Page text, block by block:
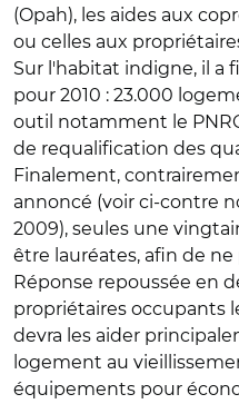
(Opah), les aides aux
ou celles aux
Sur l'habitat indigne, il a
pour 2010 : 23.000
outil notamment le
de requalification des
Finalement,
annoncé (voir ci-contre
2009), seules une
être lauréates, afin de
Réponse repoussée en
propriétaires occupants
devra les aider
logement au
équipements pour